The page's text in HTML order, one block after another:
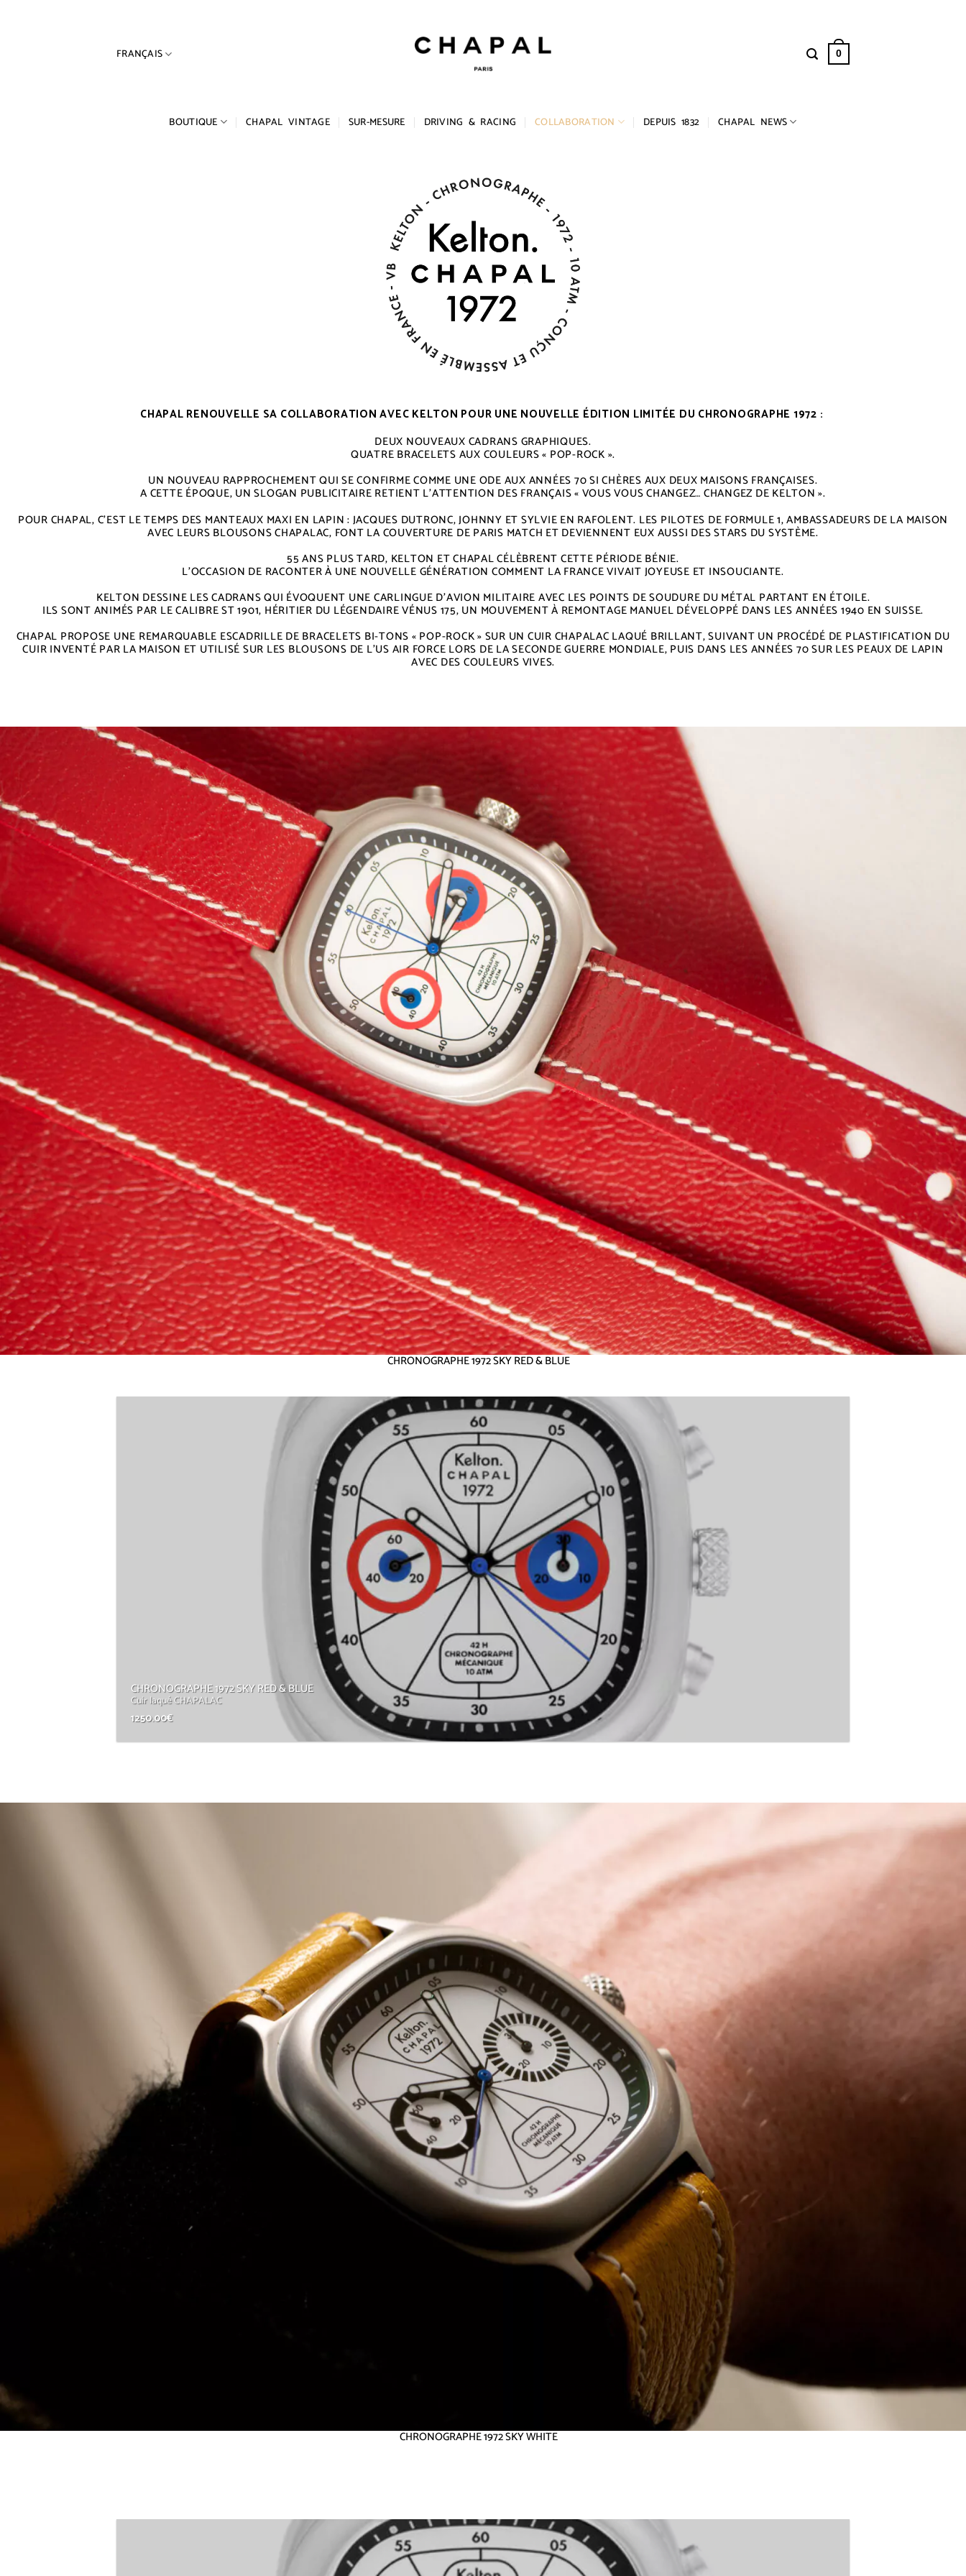
FRANÇAIS 0
BOUTIQUE CHAPAL VINTAGE SUR-MESURE DRIVING & RACING COLLABORATION DEPUIS 1832 CHAPAL NEWS
CHAPAL RENOUVELLE SA COLLABORATION AVEC KELTON POUR UNE NOUVELLE ÉDITION LIMITÉE DU CHRONOGRAPHE 1972 :
DEUX NOUVEAUX CADRANS GRAPHIQUES.
QUATRE BRACELETS AUX COULEURS « POP-ROCK ».
UN NOUVEAU RAPPROCHEMENT QUI SE CONFIRME COMME UNE ODE AUX ANNÉES 70 SI CHÈRES AUX DEUX MAISONS FRANÇAISES.
A CETTE ÉPOQUE, UN SLOGAN PUBLICITAIRE RETIENT L’ATTENTION DES FRANÇAIS « VOUS VOUS CHANGEZ… CHANGEZ DE KELTON ».
POUR CHAPAL, C’EST LE TEMPS DES MANTEAUX MAXI EN LAPIN : JACQUES DUTRONC, JOHNNY ET SYLVIE EN RAFOLENT. LES PILOTES DE FORMULE 1, AMBASSADEURS DE LA MAISON
AVEC LEURS BLOUSONS CHAPALAC, FONT LA COUVERTURE DE PARIS MATCH ET DEVIENNENT EUX AUSSI DES STARS DU SYSTÈME.
55 ANS PLUS TARD, KELTON ET CHAPAL CÉLÈBRENT CETTE PÉRIODE BÉNIE.
L’OCCASION DE RACONTER À UNE NOUVELLE GÉNÉRATION COMMENT LA FRANCE VIVAIT JOYEUSE ET INSOUCIANTE.
KELTON DESSINE LES CADRANS QUI ÉVOQUENT UNE CARLINGUE D’AVION MILITAIRE AVEC LES POINTS DE SOUDURE DU MÉTAL PARTANT EN ÉTOILE.
ILS SONT ANIMÉS PAR LE CALIBRE ST 1901, HÉRITIER DU LÉGENDAIRE VÉNUS 175, UN MOUVEMENT À REMONTAGE MANUEL DÉVELOPPÉ DANS LES ANNÉES 1940 EN SUISSE.
CHAPAL PROPOSE UNE REMARQUABLE ESCADRILLE DE BRACELETS BI-TONS « POP-ROCK » SUR UN CUIR CHAPALAC LAQUÉ BRILLANT, SUIVANT UN PROCÉDÉ DE PLASTIFICATION DU
CUIR INVENTÉ PAR LA MAISON ET UTILISÉ SUR LES BLOUSONS DE L’US AIR FORCE LORS DE LA SECONDE GUERRE MONDIALE, PUIS DANS LES ANNÉES 70 SUR LES PEAUX DE LAPIN
AVEC DES COULEURS VIVES.
CHRONOGRAPHE 1972 SKY RED & BLUE
CHRONOGRAPHE 1972 SKY RED & BLUE
Cuir laqué CHAPALAC
1250.00€
CHRONOGRAPHE 1972 SKY WHITE